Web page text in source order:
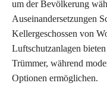
um der Bevölkerung
Auseinandersetzungen
Kellergeschossen von
Luftschutzanlagen
Trümmer, während
Optionen ermöglichen.